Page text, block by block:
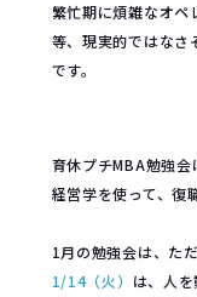
繁忙期に煩雑なオペ
等、現実的ではなさ
です。
育休プチMBA勉強
経営学を使って、復
1月の勉強会は、た
1/14（火） は、人